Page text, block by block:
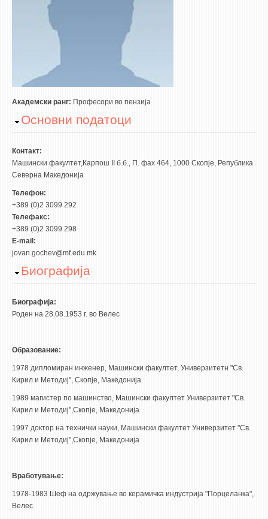
WATERBRIDGING
AIR QUALITY MODELLING
АКТИ
АКТИ
АНКЕТИ И САМОЕВАЛУАЦИИ
ЗАВРШНИ СМЕТКИ
ТЕЛЕФОНСКИ ИМЕНИК
ALUMNI MFS
ИЗВЕСТУВАЊА
НАСТАВЕН КАДАР
ВОНРЕДНИ ПРОФ.
АСИСТЕНТИ
ЛЕКТОРИ
ПЕНЗИОНИРАН КАДАР
IN MEMORIAM
I ЦИКЛУС - ДОДИПЛОМСКИ
II ЦИКЛУС - ПОСЛЕДИПЛОМСКИ
Академски ранг: Професори во пензија
Hide
Основни податоци
Контакт:
Машински факултет,Карпош II б.б., П. фах 464, 1000 Скопје, Република
Северна Македонија
Телефон:
+389 (0)2 3099 292
Телефакс:
+389 (0)2 3099 298
E-mail:
jovan.gochev@mf.edu.mk
Hide
Биографија
Биографија:
Роден на 28.08.1953 г. во Велес
Образование:
1978 дипломиран инженер, Машински факултет, Универзитетн "Св.
Кирил и Методиј", Скопје, Македонија
1989 магистер по машинство, Машински факултет Универзитет "Св.
Кирил и Методиј",Скопје, Македонија
1997 доктор на технички науки, Машински факултет Универзитет "Св.
Кирил и Методиј",Скопје, Македонија
Вработување:
1978-1983 Шеф на одржување во керамичка индустрија "Порцеланка",
Велес